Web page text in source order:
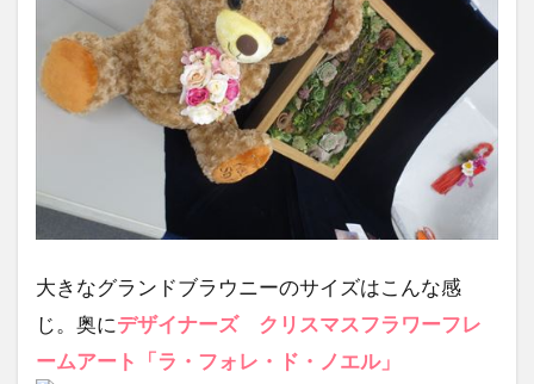
大きなグランドブラウニーのサイズはこんな感
じ。奥にデザイナーズ クリスマスフラワーフレ
ームアート「ラ・フォレ・ド・ノエル」